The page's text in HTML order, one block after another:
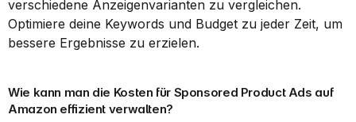
verschiedene Anzeigenvarianten zu vergleichen.
Optimiere deine Keywords und Budget zu jeder Zeit, um
bessere Ergebnisse zu erzielen.
Wie kann man die Kosten für Sponsored Product Ads auf
Amazon effizient verwalten?